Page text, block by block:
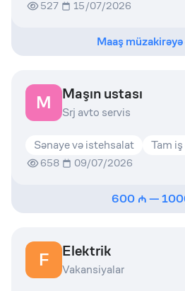
527 15/07/2026
Maaş
M Maşın ustası
Srj avto servis
Sənaye və istehsalat Tam
658 09/07/2026
600 —
F Elektrik
Vakansiyalar